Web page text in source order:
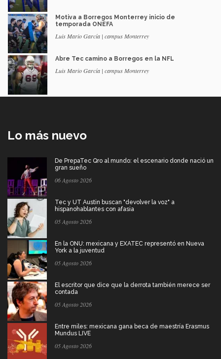
Motiva a Borregos Monterrey inicio de
temporada ONEFA
Luis Mario García | campus Monterrey
Abre Tec camino a Borregos en la NFL
Luis Mario García | campus Monterrey
Lo más nuevo
De PrepaTec Qro al mundo: el escenario donde nació un
gran sueño
06 Agosto 2026
Tec y UT Austin buscan "devolver la voz" a
hispanohablantes con afasia
05 Agosto 2026
En la ONU: mexicana y EXATEC representó en Nueva
York a la juventud
05 Agosto 2026
El escritor que dice que la derrota también merece ser
contada
05 Agosto 2026
Entre miles: mexicana gana beca de maestría Erasmus
Mundus LIVE
05 Agosto 2026